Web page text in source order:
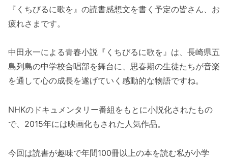
『くちびるに歌を』の読書感想文を書く予定の皆さん、お
疲れさまです。
中田永一による青春小説『くちびるに歌を』は、長崎県五
島列島の中学校合唱部を舞台に、思春期の生徒たちが音楽
を通して心の成長を遂げていく感動的な物語ですね。
NHKのドキュメンタリー番組をもとに小説化されたもの
で、2015年には映画化もされた人気作品。
今回は読書が趣味で年間100冊以上の本を読む私が小学